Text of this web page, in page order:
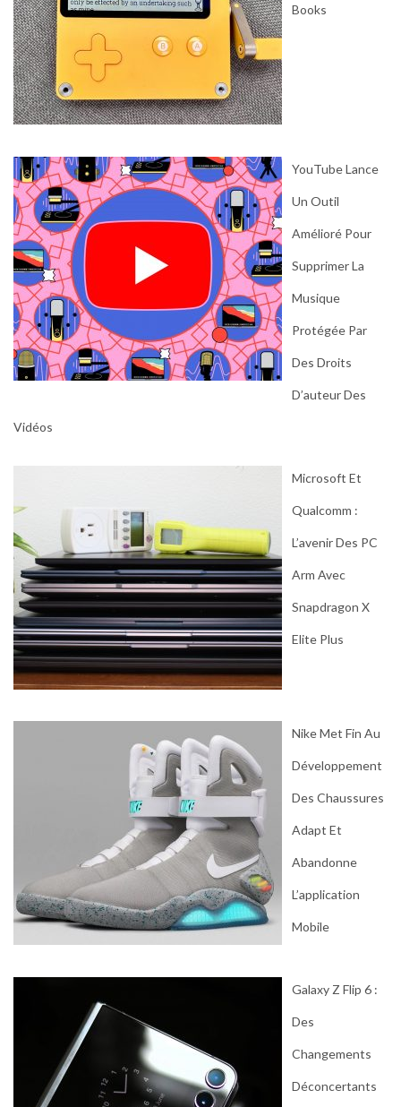
Books
YouTube Lance
Un Outil
Amélioré Pour
Supprimer La
Musique
Protégée Par
Des Droits
D’auteur Des
Vidéos
Microsoft Et
Qualcomm :
L’avenir Des PC
Arm Avec
Snapdragon X
Elite Plus
Nike Met Fin Au
Développement
Des Chaussures
Adapt Et
Abandonne
L’application
Mobile
Galaxy Z Flip 6 :
Des
Changements
Déconcertants